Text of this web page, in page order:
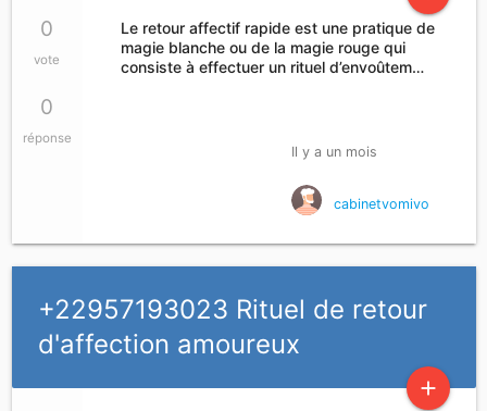
0
vote
0
réponse
Le retour affectif rapide est une pratique de
magie blanche ou de la magie rouge qui
consiste à effectuer un rituel d’envoûtem…
Il y a un mois
cabinetvomivo
+22957193023 Rituel de retour
d'affection amoureux
add